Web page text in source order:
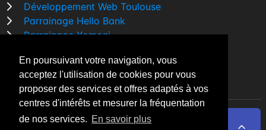
En poursuivant votre navigation, vous
acceptez l'utilisation de cookies pour vous
proposer des services et offres adaptés à vos
centres d'intérêts et mesurer la fréquentation
de nos services. En savoir plus
Développement Web Toulouse
Parrainage Hello Bank
Parrainage Yomoni
Comparatif banque
By Night v5.7.3| © 2026 - Tous droits réservés